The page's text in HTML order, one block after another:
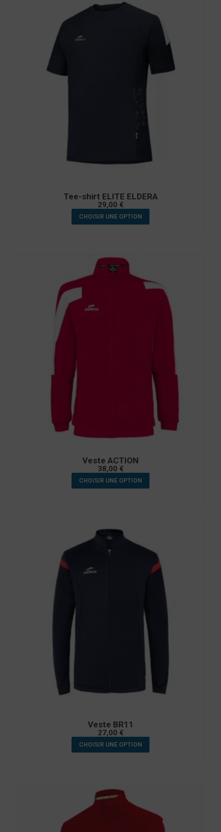
Tee-shirt ELITE ELDERA
29,00 €
CHOISIR UNE OPTION
Veste ACTION
38,00 €
CHOISIR UNE OPTION
Veste BR11
27,00 €
CHOISIR UNE OPTION